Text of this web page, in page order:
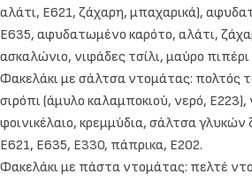
αλάτι, E621, ζάχαρη, μπαχαρικά),
E635, αφυδατωμένο καρότο, αλάτι,
ασκαλώνιο, νιφάδες τσίλι, μαύρο
Φακελάκι με σάλτσα ντομάτας: πολτός
σιρόπι (άμυλο καλαμποκιού, νερό,
φοινικέλαιο, κρεμμύδια, σάλτσα γλυκών
E621, E635, E330, πάπρικα, E202.
Φακελάκι με πάστα ντομάτας: πελτέ